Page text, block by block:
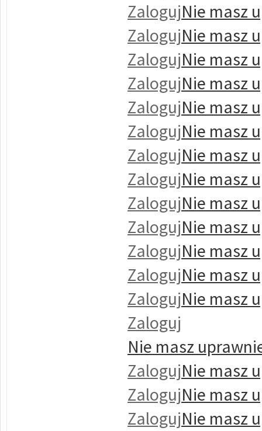
ZalogujNie masz
ZalogujNie masz
ZalogujNie masz
ZalogujNie masz
ZalogujNie masz
ZalogujNie masz
ZalogujNie masz
ZalogujNie masz
ZalogujNie masz
ZalogujNie masz
ZalogujNie masz
ZalogujNie masz
ZalogujNie masz
Zaloguj
Nie masz
ZalogujNie masz
ZalogujNie masz
ZalogujNie masz